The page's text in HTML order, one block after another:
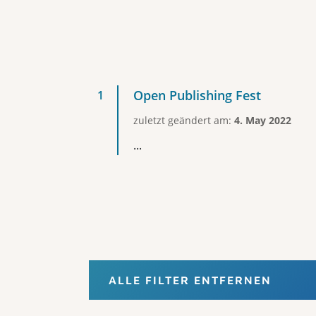
Open Publishing Fest
zuletzt geändert am: 4. May 2022
...
ALLE FILTER ENTFERNEN